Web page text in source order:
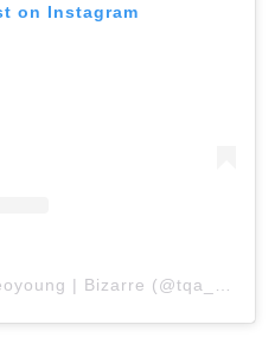
on Instagram